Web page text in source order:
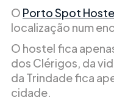
O Porto Spot
localização num
O hostel fica
dos Clérigos, da
da Trindade fica
cidade.